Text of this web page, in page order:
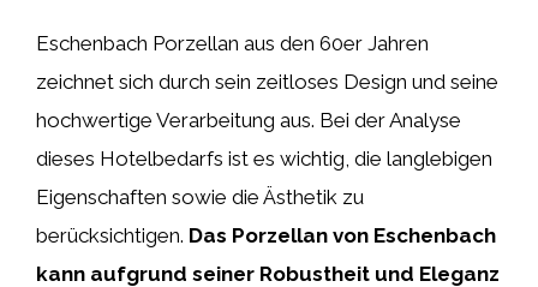
Eschenbach Porzellan aus den 60er Jahren
zeichnet sich durch sein zeitloses Design und seine
hochwertige Verarbeitung aus. Bei der Analyse
dieses Hotelbedarfs ist es wichtig, die langlebigen
Eigenschaften sowie die Ästhetik zu
berücksichtigen. Das Porzellan von Eschenbach
kann aufgrund seiner Robustheit und Eleganz